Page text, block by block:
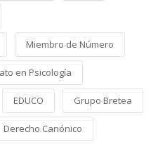
Miembro de Número
en Psicología
EDUCO Grupo Bretea
Derecho Canónico